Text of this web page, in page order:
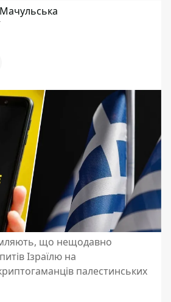
що нещодавно
Ізраїлю на
палестинських